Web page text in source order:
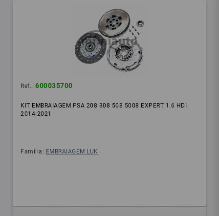
Ref.: 600035700
KIT EMBRAIAGEM PSA 208 308 508 5008 EXPERT 1.6 HDI
2014-2021
Família: EMBRAIAGEM LUK